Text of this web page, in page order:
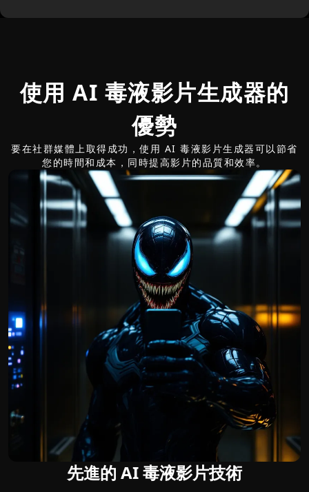
使用 AI 毒液影片生成器的
優勢
要在社群媒體上取得成功，使用 AI 毒液影片生成器可以節省
您的時間和成本，同時提高影片的品質和效率。
先進的 AI 毒液影片技術